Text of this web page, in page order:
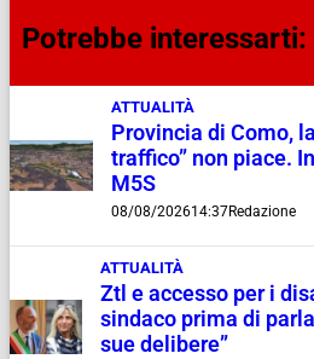
Potrebbe interessarti:
ATTUALITÀ
Provincia di Como,
traffico” non piace.
M5S
08/08/202614:37Redazione
ATTUALITÀ
Ztl e accesso per i
sindaco prima di
sue delibere”